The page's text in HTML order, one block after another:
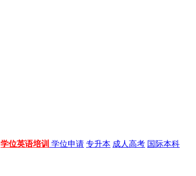
学位英语培训 学位申请 专升本 成人高考 国际本科